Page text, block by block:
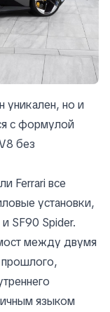
уникален, но и
с формулой
без
Ferrari все
установки,
SF90 Spider.
между двумя
языком